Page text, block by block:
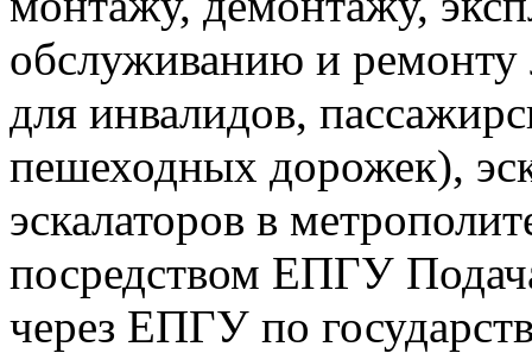
обслуживанию и
для инвалидов,
пешеходных дорожек),
эскалаторов в
посредством ЕПГУ
через ЕПГУ по